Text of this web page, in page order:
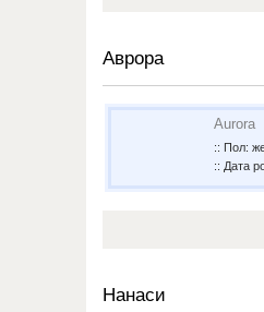
Аврора
Aurora
:: Пол:
:: Дата
Нанаси